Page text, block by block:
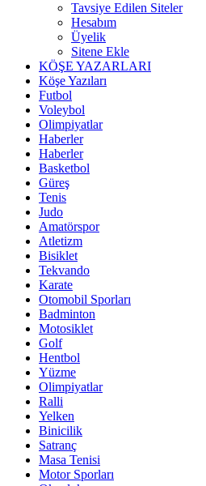
Tavsiye Edilen Siteler
Hesabım
Üyelik
Sitene Ekle
KÖŞE YAZARLARI
Köşe Yazıları
Futbol
Voleybol
Olimpiyatlar
Haberler
Haberler
Basketbol
Güreş
Tenis
Judo
Amatörspor
Atletizm
Bisiklet
Tekvando
Karate
Otomobil Sporları
Badminton
Motosiklet
Golf
Hentbol
Yüzme
Olimpiyatlar
Ralli
Yelken
Binicilik
Satranç
Masa Tenisi
Motor Sporları